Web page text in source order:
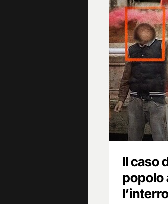
Il caso
popolo